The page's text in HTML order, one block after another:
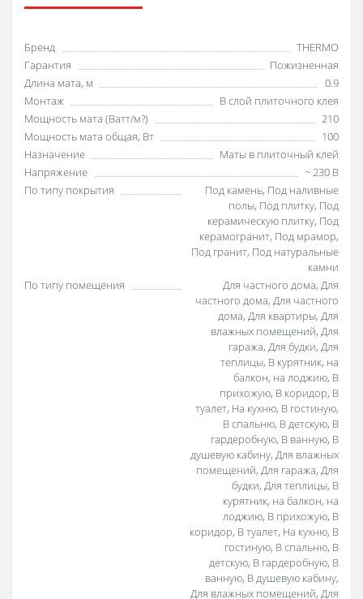
Бренд
THERMO
Гарантия
Пожизненная
Длина мата, м
0.9
Монтаж
В слой плиточного клея
Мощность мата (Ватт/м?)
210
Мощность мата общая, Вт
100
Назначение
Маты в плиточный клей
Напряжение
~ 230 В
По типу покрытия
Под камень, Под наливные
полы, Под плитку, Под
керамическую плитку, Под
керамогранит, Под мрамор,
Под гранит, Под натуральные
камни
По типу помещения
Для частного дома, Для
частного дома, Для частного
дома, Для квартиры, Для
влажных помещений, Для
гаража, Для будки, Для
теплицы, В курятник, на
балкон, на лоджию, В
прихожую, В коридор, В
туалет, На кухню, В гостиную,
В спальню, В детскую, В
гардеробную, В ванную, В
душевую кабину, Для влажных
помещений, Для гаража, Для
будки, Для теплицы, В
курятник, на балкон, на
лоджию, В прихожую, В
коридор, В туалет, На кухню, В
гостиную, В спальню, В
детскую, В гардеробную, В
ванную, В душевую кабину,
Для влажных помещений, Для